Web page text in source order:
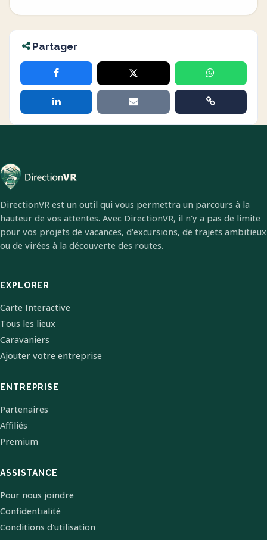
Partager
DirectionVR est un outil qui vous permettra un parcours à la
hauteur de vos attentes. Avec DirectionVR, il n'y a pas de limite
pour vos projets de vacances, d'excursions, de trajets ambitieux
ou de virées à la découverte des routes.
EXPLORER
Carte Interactive
Tous les lieux
Caravaniers
Ajouter votre entreprise
ENTREPRISE
Partenaires
Affiliés
Premium
ASSISTANCE
Pour nous joindre
Confidentialité
Conditions d'utilisation